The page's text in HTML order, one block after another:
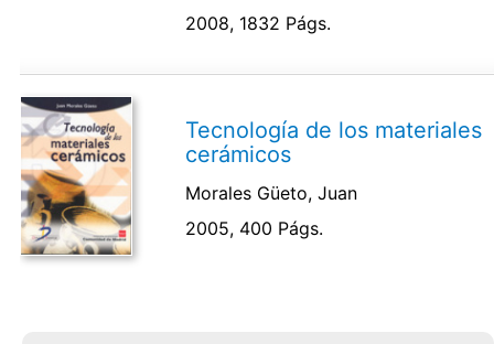
2008, 1832 Págs.
Tecnología de los materiales
cerámicos
Morales Güeto, Juan
2005, 400 Págs.